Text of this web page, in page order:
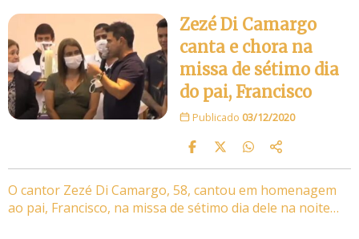
Zezé Di Camargo
canta e chora na
missa de sétimo dia
do pai, Francisco
Publicado 03/12/2020
O cantor Zezé Di Camargo, 58, cantou em homenagem
ao pai, Francisco, na missa de sétimo dia dele na noite…